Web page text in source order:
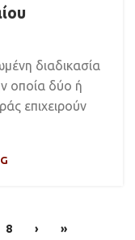
διαδικασία
οποία δύο ή
επιχειρούν
8 › »